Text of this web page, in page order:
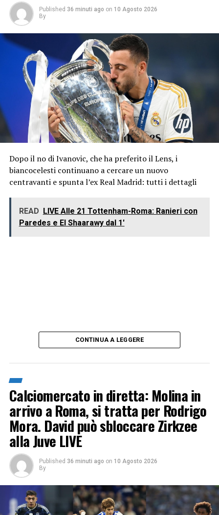
Published 36 minuti ago on 10 Agosto 2026
By
Dopo il no di Ivanovic, che ha preferito il Lens, i
biancocelesti continuano a cercare un nuovo
centravanti e spunta l’ex Real Madrid: tutti i dettagli
READ LIVE Alle 21 Tottenham-Roma: Ranieri con
Paredes e El Shaarawy dal 1'
CONTINUA A LEGGERE
Calciomercato in diretta: Molina in
arrivo a Roma, si tratta per Rodrigo
Mora. David può sbloccare Zirkzee
alla Juve LIVE
Published 36 minuti ago on 10 Agosto 2026
By